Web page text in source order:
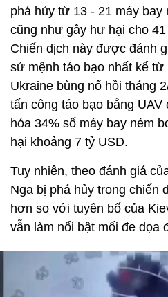
phá hủy từ 13 - 21 máy bay
cũng như gây hư hại cho
Chiến dịch này được đánh
sứ mệnh táo bạo nhất kể
Ukraine bùng nổ hồi tháng
tấn công táo bạo bằng UAV
hóa 34% số máy bay ném
hại khoảng 7 tỷ USD.
Tuy nhiên, theo đánh giá
Nga bị phá hủy trong chiến
hơn so với tuyên bố của
vẫn làm nổi bật mối đe dọa